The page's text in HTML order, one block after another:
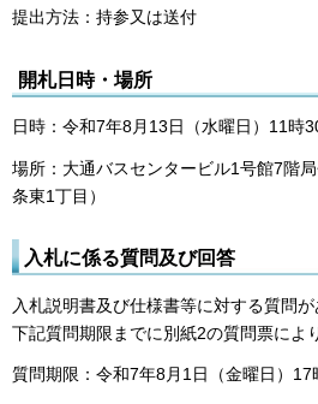
提出方法：持参又は送付
開札日時・場所
日時：令和7年8月13日（水曜日）11時
場所：大通バスセンタービル1号館7階
条東1丁目）
入札に係る質問及び回答
入札説明書及び仕様書等に対する質問が
下記質問期限までに別紙2の質問票によ
質問期限：令和7年8月1日（金曜日）17